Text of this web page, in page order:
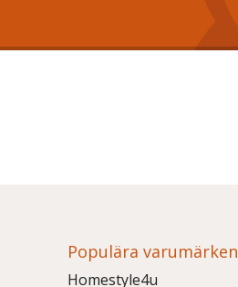
Populära varumärken
Homestyle4u